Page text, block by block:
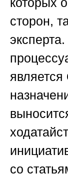
сторон,
со